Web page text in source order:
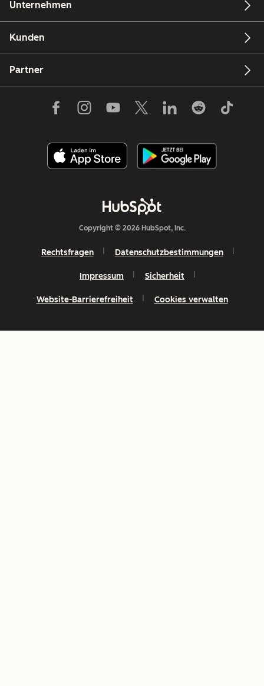
Unternehmen
Kunden
Partner
Copyright © 2026 HubSpot, Inc.
Rechtsfragen Datenschutzbestimmungen
Impressum Sicherheit
Website-Barrierefreiheit Cookies verwalten